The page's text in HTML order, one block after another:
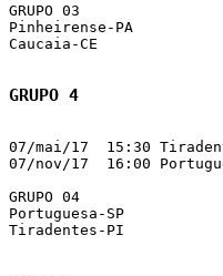
GRUPO 03                          	PTS	J	V	E	D	GP
Pinheirense-PA                    	6	2	2	0	0
Caucaia-CE                        	0	2	0	0
GRUPO 4
07/mai/17  15:30
07/nov/17  16:00
GRUPO 04                          	PTS	J	V	E	D	GP
Portuguesa-SP                     	3	2	1	0
Tiradentes-PI                     	3	2	1	0	1